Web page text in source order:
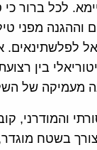
לכל ברור כי
וההגנה מפני
בין
מעמיקה של
והמודרני,
בשטח מוגדר,